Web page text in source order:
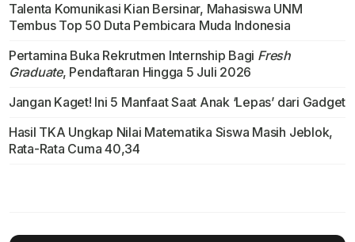
Talenta Komunikasi Kian Bersinar, Mahasiswa UNM
Tembus Top 50 Duta Pembicara Muda Indonesia
Pertamina Buka Rekrutmen Internship Bagi Fresh
Graduate, Pendaftaran Hingga 5 Juli 2026
Jangan Kaget! Ini 5 Manfaat Saat Anak ‘Lepas’ dari Gadget
Hasil TKA Ungkap Nilai Matematika Siswa Masih Jeblok,
Rata-Rata Cuma 40,34